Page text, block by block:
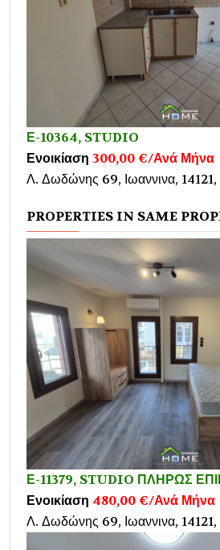
Ε-10364, STUDIO
Ενοικίαση 300,00 €/Ανά Μήνα
Λ. Δωδώνης 69, Ιωαννινα, 14121,
PROPERTIES IN SAME
Ε-11379, STUDIO ΠΛΗΡΩΣ
Ενοικίαση 480,00 €/Ανά Μήνα
Λ. Δωδώνης 69, Ιωαννινα, 14121,